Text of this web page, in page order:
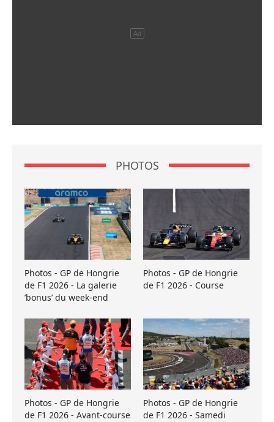
PHOTOS
Photos - GP de Hongrie
de F1 2026 - La galerie
’bonus’ du week-end
Photos - GP de Hongrie
de F1 2026 - Course
Photos - GP de Hongrie
de F1 2026 - Avant-course
Photos - GP de Hongrie
de F1 2026 - Samedi